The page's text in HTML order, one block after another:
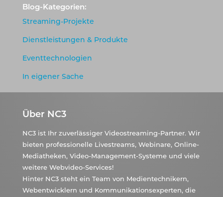
Blog-Kategorien:
Streaming-Projekte
Dienstleistungen & Produkte
Eventtechnologien
In eigener Sache
Über NC3
NC3 ist Ihr zuverlässiger Videostreaming-Partner. Wir
bieten professionelle Livestreams, Webinare, Online-
Mediatheken, Video-Management-Systeme und viele
weitere Webvideo-Services!
Hinter NC3 steht ein Team von Medientechnikern,
Webentwicklern und Kommunikationsexperten, die